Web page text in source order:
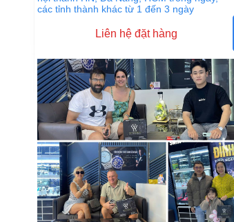
các tỉnh thành khác từ 1 đến 3 ngày
Liên hệ đặt hàng